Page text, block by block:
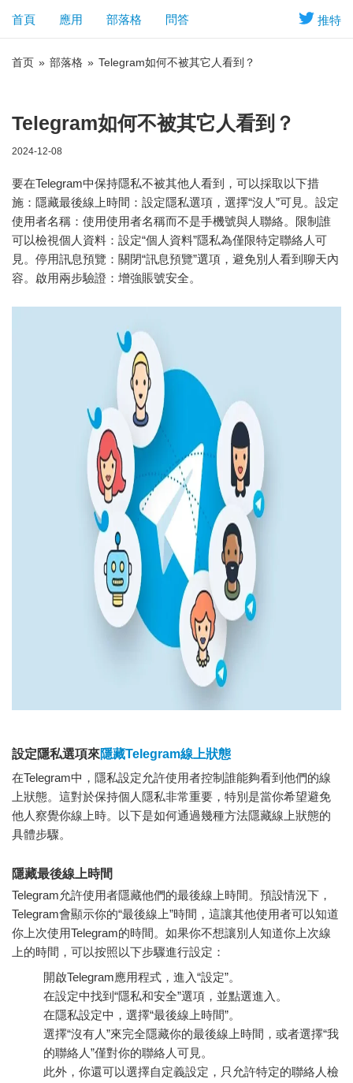
推特
首頁 應用 部落格 問答
首页 » 部落格 » Telegram如何不被其它人看到？
Telegram如何不被其它人看到？
2024-12-08
要在Telegram中保持隱私不被其他人看到，可以採取以下措
施：隱藏最後線上時間：設定隱私選項，選擇“沒人”可見。設定
使用者名稱：使用使用者名稱而不是手機號與人聯絡。限制誰
可以檢視個人資料：設定“個人資料”隱私為僅限特定聯絡人可
見。停用訊息預覽：關閉“訊息預覽”選項，避免別人看到聊天內
容。啟用兩步驗證：增強賬號安全。
設定隱私選項來隱藏Telegram線上狀態
在Telegram中，隱私設定允許使用者控制誰能夠看到他們的線
上狀態。這對於保持個人隱私非常重要，特別是當你希望避免
他人察覺你線上時。以下是如何通過幾種方法隱藏線上狀態的
具體步驟。
隱藏最後線上時間
Telegram允許使用者隱藏他們的最後線上時間。預設情況下，
Telegram會顯示你的“最後線上”時間，這讓其他使用者可以知道
你上次使用Telegram的時間。如果你不想讓別人知道你上次線
上的時間，可以按照以下步驟進行設定：
開啟Telegram應用程式，進入“設定”。
在設定中找到“隱私和安全”選項，並點選進入。
在隱私設定中，選擇“最後線上時間”。
選擇“沒有人”來完全隱藏你的最後線上時間，或者選擇“我
的聯絡人”僅對你的聯絡人可見。
此外，你還可以選擇自定義設定，只允許特定的聯絡人檢